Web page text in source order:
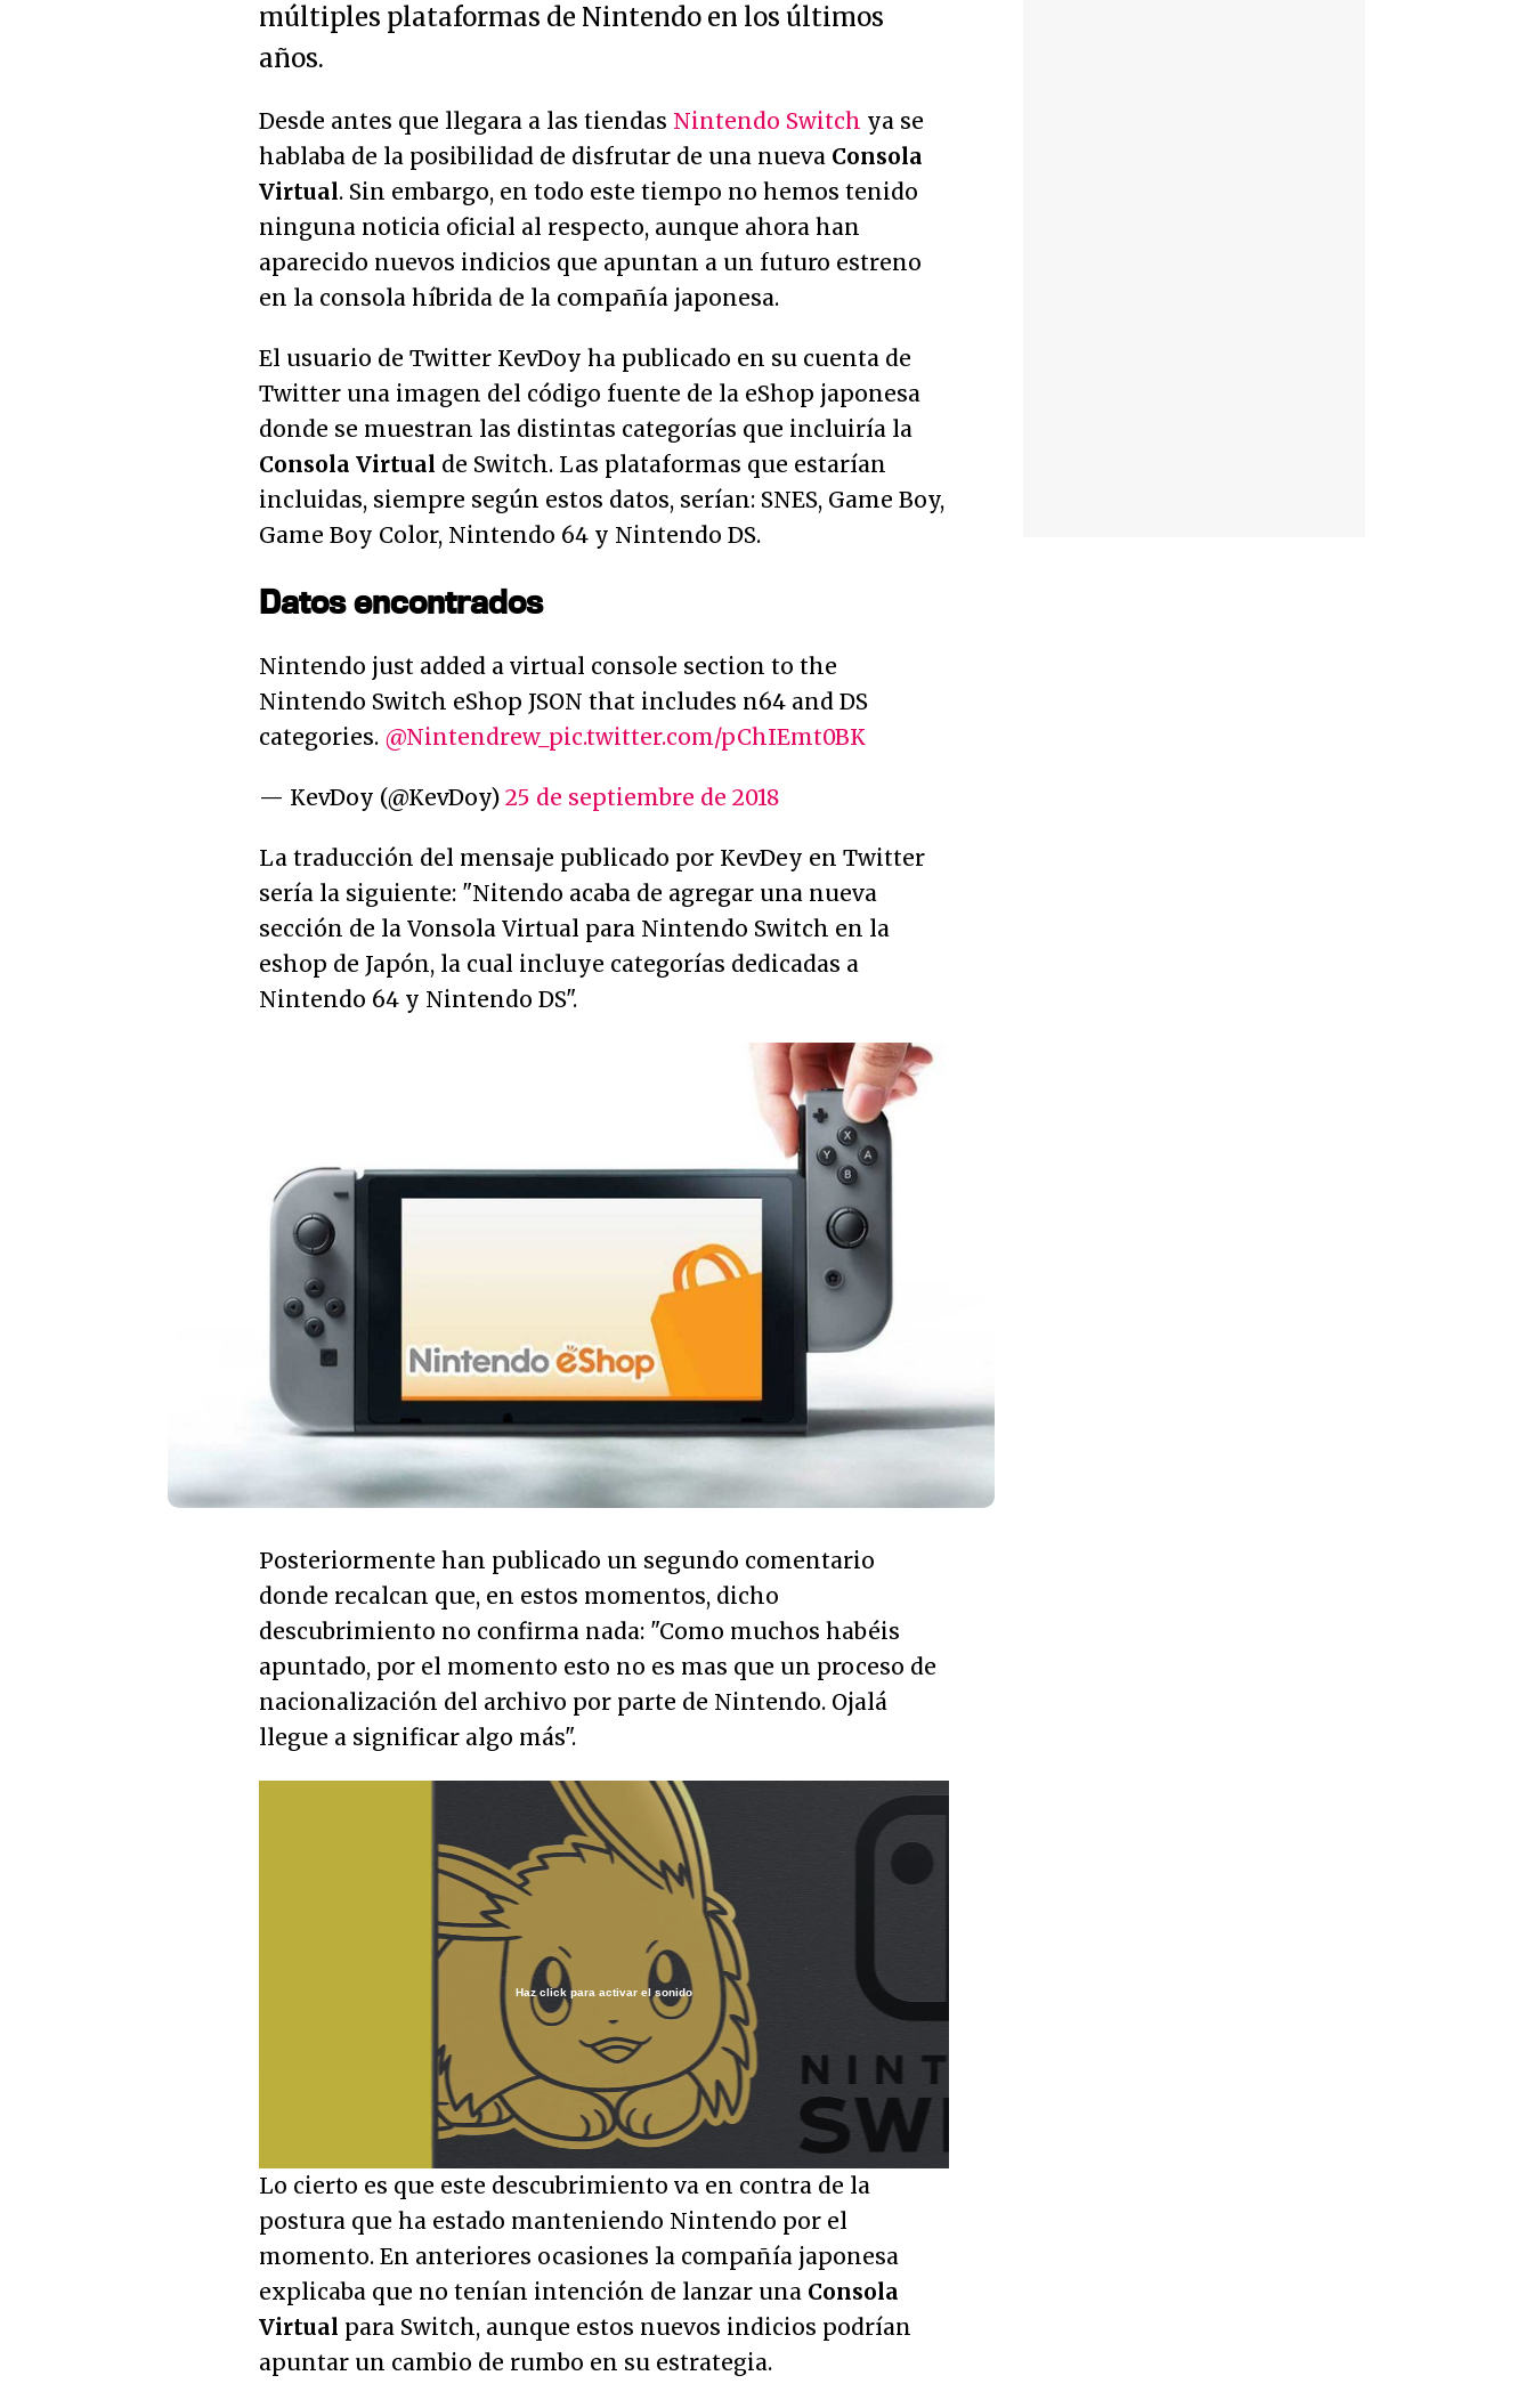
múltiples plataformas de Nintendo en los últimos
años.
Desde antes que llegara a las tiendas Nintendo Switch ya se
hablaba de la posibilidad de disfrutar de una nueva Consola
Virtual. Sin embargo, en todo este tiempo no hemos tenido
ninguna noticia oficial al respecto, aunque ahora han
aparecido nuevos indicios que apuntan a un futuro estreno
en la consola híbrida de la compañía japonesa.
El usuario de Twitter KevDoy ha publicado en su cuenta de
Twitter una imagen del código fuente de la eShop japonesa
donde se muestran las distintas categorías que incluiría la
Consola Virtual de Switch. Las plataformas que estarían
incluidas, siempre según estos datos, serían: SNES, Game Boy,
Game Boy Color, Nintendo 64 y Nintendo DS.
Datos encontrados
Nintendo just added a virtual console section to the
Nintendo Switch eShop JSON that includes n64 and DS
categories. @Nintendrew_ pic.twitter.com/pChIEmt0BK
— KevDoy (@KevDoy) 25 de septiembre de 2018
La traducción del mensaje publicado por KevDey en Twitter
sería la siguiente: "Nitendo acaba de agregar una nueva
sección de la Vonsola Virtual para Nintendo Switch en la
eshop de Japón, la cual incluye categorías dedicadas a
Nintendo 64 y Nintendo DS".
Posteriormente han publicado un segundo comentario
donde recalcan que, en estos momentos, dicho
descubrimiento no confirma nada: "Como muchos habéis
apuntado, por el momento esto no es mas que un proceso de
nacionalización del archivo por parte de Nintendo. Ojalá
llegue a significar algo más".
Unmute /
Loaded:
100.00%
Haz click para activar el sonido
Lo cierto es que este descubrimiento va en contra de la
postura que ha estado manteniendo Nintendo por el
momento. En anteriores ocasiones la compañía japonesa
explicaba que no tenían intención de lanzar una Consola
Virtual para Switch, aunque estos nuevos indicios podrían
apuntar un cambio de rumbo en su estrategia.